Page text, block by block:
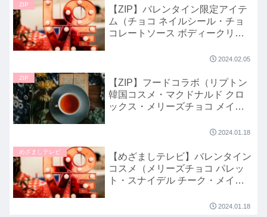
ZIP
【ZIP】バレンタイン限定アイテ
ム（チョコ ネイルシール・チョ
コレートソース ボディークリー
2024.02.05
ZIP
【ZIP】フードコラボ（リプトン
韓国コスメ・マクドナルド クロ
ックス・メリーズチョコ メイク
キテルネ｜2024年1月18日2024.01.18
めざましテレビ
【めざましテレビ】バレンタイン
コスメ（メリーズチョコ パレッ
ト・スナイデル チーク・メイベ
ント）2024注目！イマドキ｜1月
2024.01.18